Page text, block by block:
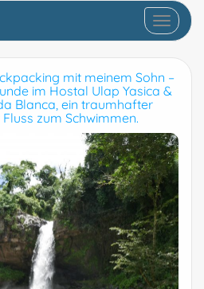
Schalte
mit meinem Sohn –
im Hostal Ulap Yasica &
Blanca, ein traumhafter
zum Schwimmen.